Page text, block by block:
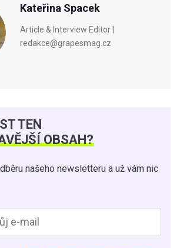
Kateřina Spacek
Article & Interview Editor |
redakce@grapesmag.cz
TEN
OBSAH?
našeho newsletteru a už vám nic